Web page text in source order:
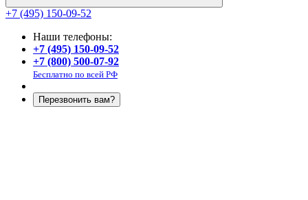
+7 (495) 150-09-52
Наши телефоны:
+7 (495) 150-09-52
+7 (800) 500-07-92
Бесплатно по всей РФ
Перезвонить вам?